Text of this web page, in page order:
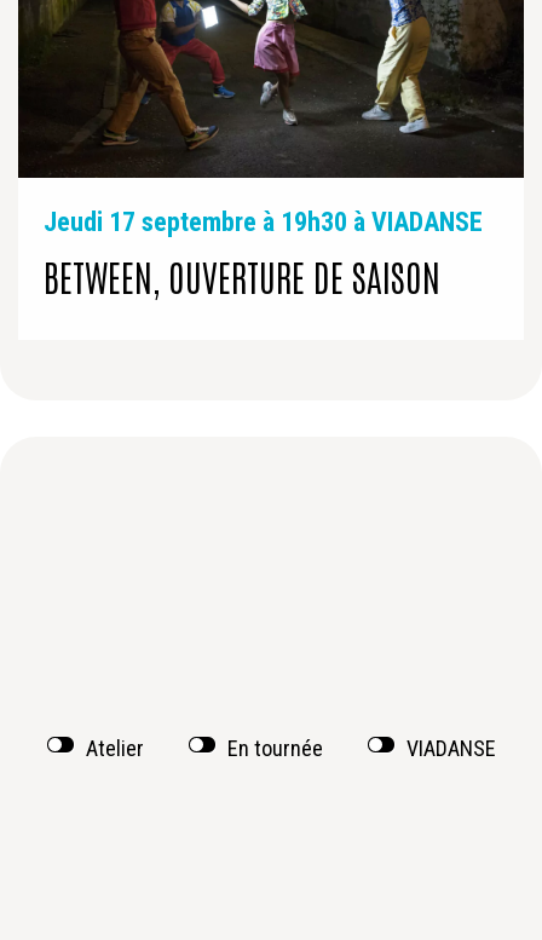
Jeudi 17 septembre à 19h30 à VIADANSE
BETWEEN, OUVERTURE DE SAISON
Atelier En tournée VIADANSE